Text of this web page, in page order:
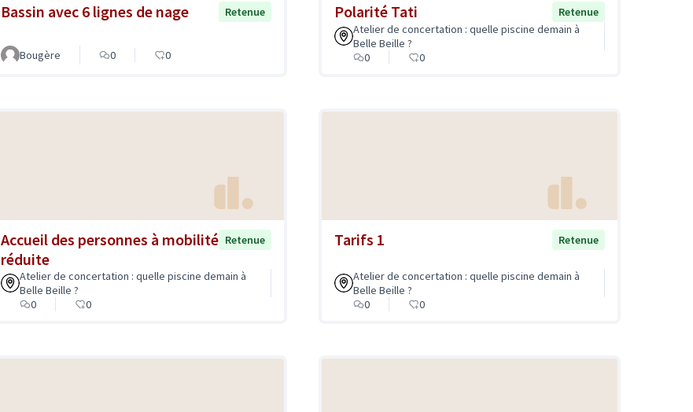
Bassin avec 6 lignes de nage Retenue
Bougère 0 0
Polarité Tati
Retenue
Atelier de concertation : quelle piscine demain à
Belle Beille ?
0
0
Accueil des personnes à mobilité
réduite
Retenue
Atelier de concertation : quelle piscine demain à
Belle Beille ?
0
0
Tarifs 1 Retenue
Atelier de concertation : quelle piscine demain à
Belle Beille ?
0
0